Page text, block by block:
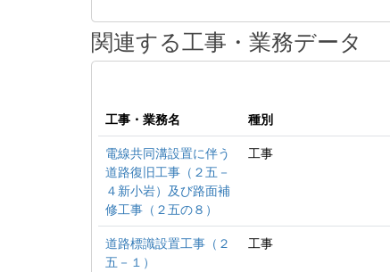
関連する工事・業務データ
工事・業務名 種別
電線共同溝設置に伴う
道路復旧工事（２五－
４新小岩）及び路面補
修工事（２五の８）
工事
道路標識設置工事（２
五－１）
工事